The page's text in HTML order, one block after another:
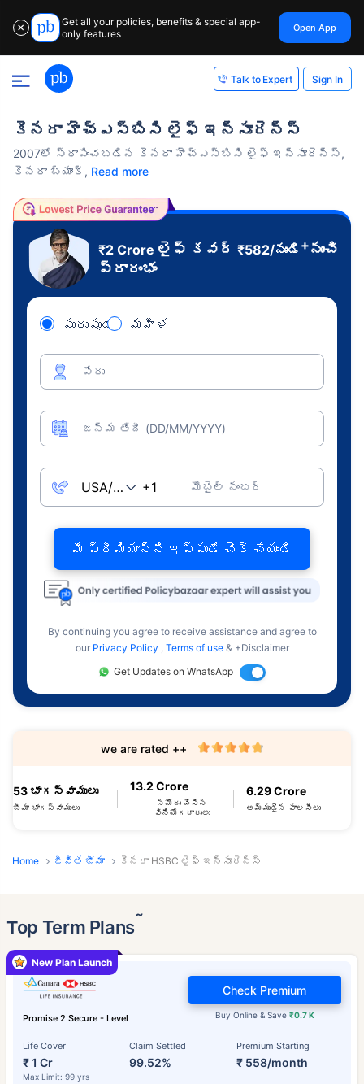
✕
Get all your policies, benefits & special app-
only features
Open App
Talk to Expert Sign In
కెనరా హెచ్‌ఎస్‌బిసి లైఫ్ ఇన్సూరెన్స్
2007లో స్థాపించబడిన కెనరా హెచ్‌ఎస్‌బిసి లైఫ్ ఇన్సూరెన్స్,
కెనరా బ్యాంక్, Read more
₹2 Crore లైఫ్ కవర్ ₹582/నుండి +నుంచి
ప్రారంభం
పురుషుడు మహిళ
పేరు
జన్మ తేదీ (DD/MM/YYYY)
మొబైల్ నంబర్
మీ ప్రీమియాన్ని ఇప్పుడే చెక్ చేయండి
By continuing you agree to receive assistance and agree to
our Privacy Policy , Terms of use & +Disclaimer
Get Updates on WhatsApp
53 భాగస్వాములు
బీమా భాగస్వాములు
13.2 Crore
నమోదు చేసిన
వినియోగదారులు
6.29 Crore
అమ్ముడైన పాలసీలు
we are rated ++
Home జీవిత భీమా కెనరా HSBC లైఫ్ ఇన్సూరెన్స్
Top Term Plans˜
Promise 2 Secure - Level
Life Cover
₹ 1 Cr
Max Limit: 99 yrs
Claim Settled
99.52%
Premium Starting
₹ 558/month
Buy Online & Save ₹0.7 K
Check Premium
New Plan Launch